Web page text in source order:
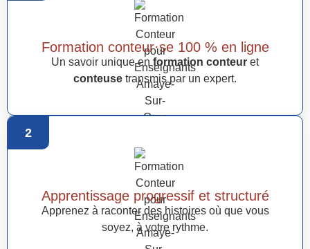
Formation conteur·se 100 % en ligne
Un savoir unique en formation conteur et
conteuse transmis par un expert.
2
Apprentissage progressif et structuré
Apprenez à raconter des histoires où que vous
soyez, à votre rythme.